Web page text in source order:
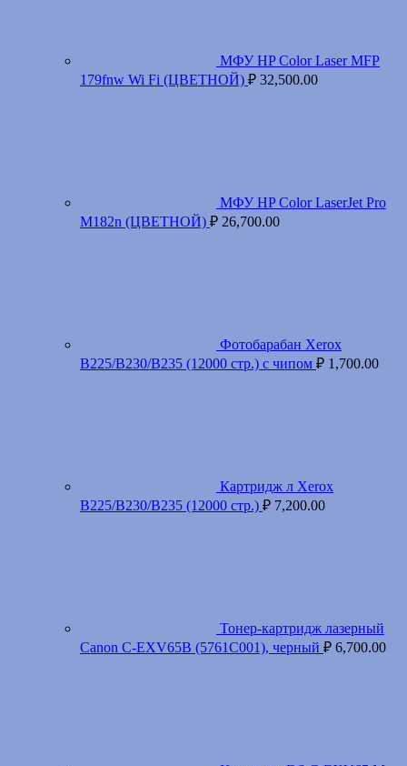
МФУ HP Color Laser MFP
179fnw Wi Fi (ЦВЕТНОЙ) ₽ 32,500.00
МФУ HP Color LaserJet Pro
M182n (ЦВЕТНОЙ) ₽ 26,700.00
Фотобарабан Xerox
B225/B230/B235 (12000 стр.) с чипом ₽ 1,700.00
Картридж л Xerox
B225/B230/B235 (12000 стр.) ₽ 7,200.00
Тонер-картридж лазерный
Canon C-EXV65B (5761C001), черный ₽ 6,700.00